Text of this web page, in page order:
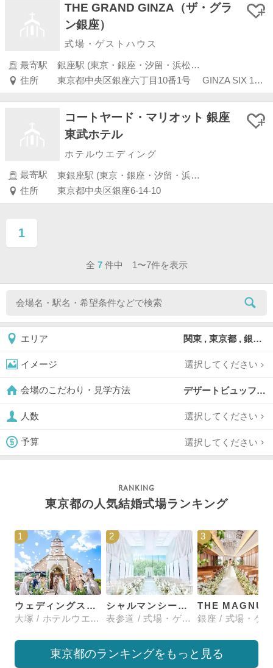
THE GRAND GINZA（ザ・グラ
ン銀座）
式場・ゲストハウス
最寄駅
銀座駅 (東京・銀座・汐留・浜松町・品川・上野・浅草)
住所
東京都中央区銀座六丁目10番1号 GINZA SIX 13階
コートヤード・マリオット 銀座
東武ホテル
ホテルウエディング
最寄駅
東銀座駅 (東京・銀座・汐留・浜松町・品川・上野・浅草)
住所
東京都中央区銀座6-14-10
1
ページ目
全 7 件中 1〜7件を表示
エリア 関東 , 東京都 , 銀座
イメージ 選択してください
会場のこだわり・見学方法 デザートビュッフェ対応可,
人数 選択してください
予算 選択してください
東京都の人気結婚式場ランキング
1
ウェディングスホテル・ベルクラシック東京
大塚 / ホテルウエディング
2
シャルマンシーナTOKYO
表参道 / 式場・ゲストハウス
3
東京都のランキングをもっと見る